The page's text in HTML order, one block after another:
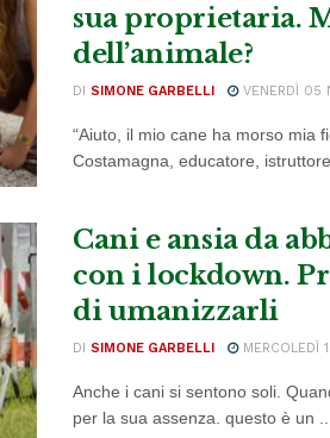
sua proprietaria.
dell’animale?
DI SIMONE GARBELLI VENERDÌ 05
“Aiuto, il mio cane ha morso mia
Costamagna, educatore,
Cani e ansia da
con i lockdown.
di umanizzarli
DI SIMONE GARBELLI MERCOLEDÌ
Anche i cani si sentono soli.
per la sua assenza. questo è un ...